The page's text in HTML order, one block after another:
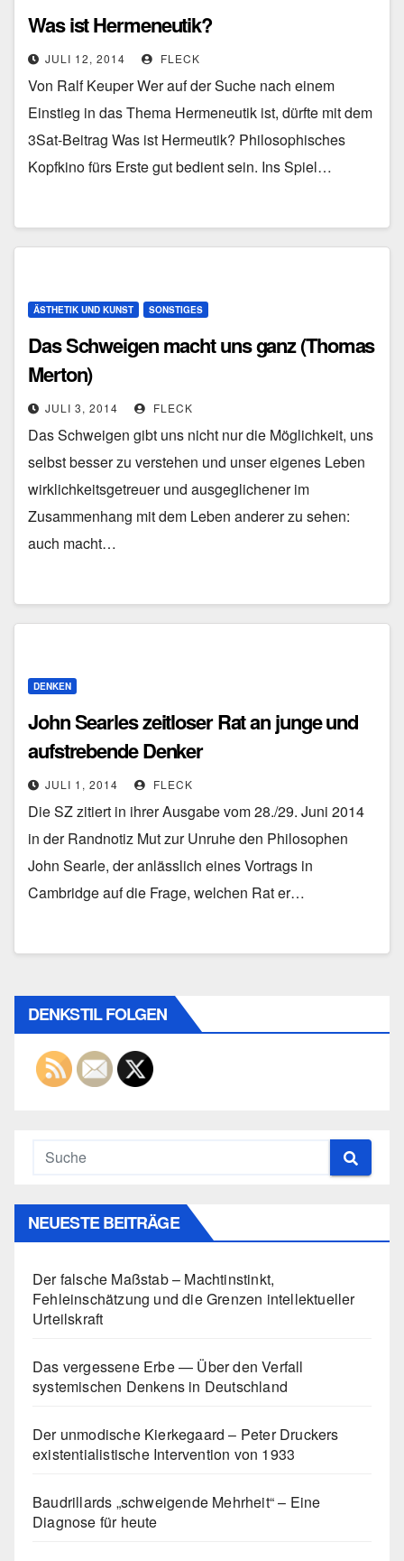
Was ist Hermeneutik?
JULI 12, 2014 FLECK
Von Ralf Keuper Wer auf der Suche nach einem
Einstieg in das Thema Hermeneutik ist, dürfte mit dem
3Sat-Beitrag Was ist Hermeutik? Philosophisches
Kopfkino fürs Erste gut bedient sein. Ins Spiel…
ÄSTHETIK UND KUNST SONSTIGES
Das Schweigen macht uns ganz (Thomas
Merton)
JULI 3, 2014 FLECK
Das Schweigen gibt uns nicht nur die Möglichkeit, uns
selbst besser zu verstehen und unser eigenes Leben
wirklichkeitsgetreuer und ausgeglichener im
Zusammenhang mit dem Leben anderer zu sehen:
auch macht…
DENKEN
John Searles zeitloser Rat an junge und
aufstrebende Denker
JULI 1, 2014 FLECK
Die SZ zitiert in ihrer Ausgabe vom 28./29. Juni 2014
in der Randnotiz Mut zur Unruhe den Philosophen
John Searle, der anlässlich eines Vortrags in
Cambridge auf die Frage, welchen Rat er…
DENKSTIL FOLGEN
NEUESTE BEITRÄGE
Der falsche Maßstab – Machtinstinkt,
Fehleinschätzung und die Grenzen intellektueller
Urteilskraft
Das vergessene Erbe — Über den Verfall
systemischen Denkens in Deutschland
Der unmodische Kierkegaard – Peter Druckers
existentialistische Intervention von 1933
Baudrillards „schweigende Mehrheit“ – Eine
Diagnose für heute